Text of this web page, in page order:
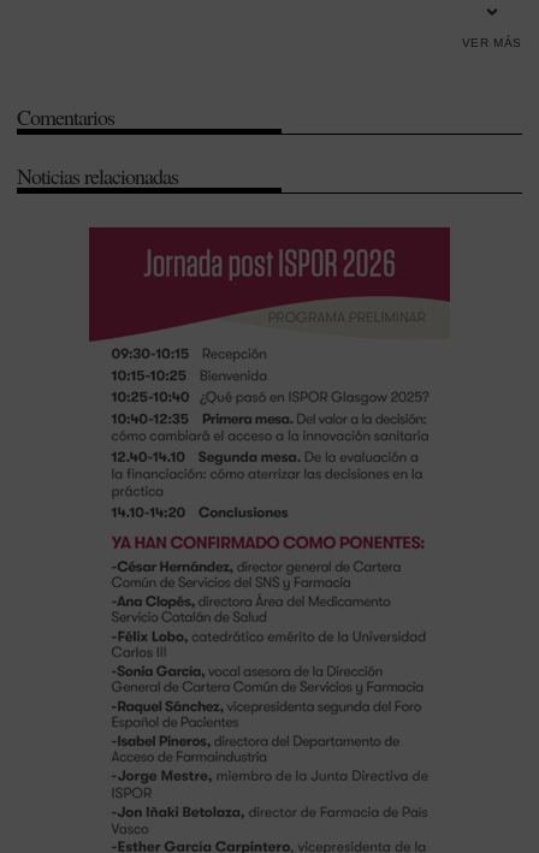
VER MÁS
Comentarios
Noticias relacionadas